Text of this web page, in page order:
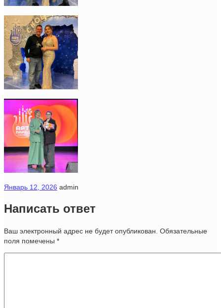
Январь 12, 2026 admin
Написать ответ
Ваш электронный адрес не будет опубликован. Обязательные
поля помечены *